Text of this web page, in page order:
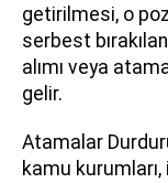
getirilmesi, o
serbest
alımı veya
gelir.
Atamalar
kamu